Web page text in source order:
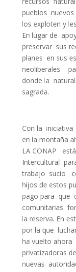
pueblos
los exploten y
En lugar de
preservar sus
planes en sus
neoliberales
donde la
sagrada.
Con la
en la montaña
LA CONAP
Intercultural
trabajo sucio
hijos de estos
pago para que
comunitarias
la reserva. En
por la que
ha vuelto
privatizadoras
nuevas